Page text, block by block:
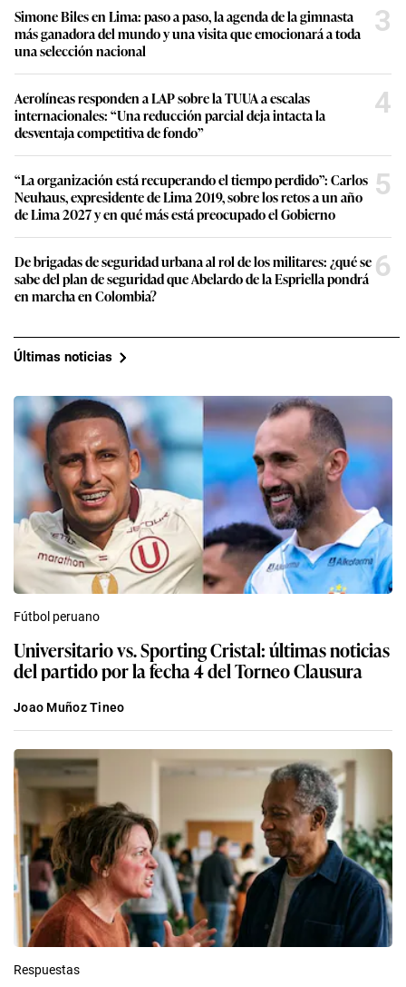
Simone Biles en Lima: paso a paso, la agenda de la gimnasta
más ganadora del mundo y una visita que emocionará a toda
una selección nacional
3
Aerolíneas responden a LAP sobre la TUUA a escalas
internacionales: “Una reducción parcial deja intacta la
desventaja competitiva de fondo”
4
“La organización está recuperando el tiempo perdido”: Carlos
Neuhaus, expresidente de Lima 2019, sobre los retos a un año
de Lima 2027 y en qué más está preocupado el Gobierno
5
De brigadas de seguridad urbana al rol de los militares: ¿qué se
sabe del plan de seguridad que Abelardo de la Espriella pondrá
en marcha en Colombia?
6
Últimas noticias
Fútbol peruano
Universitario vs. Sporting Cristal: últimas noticias
del partido por la fecha 4 del Torneo Clausura
Joao Muñoz Tineo
Respuestas